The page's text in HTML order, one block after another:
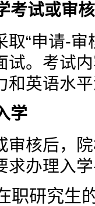
考试或审核
取“申请-
试。考试
和英语水
学
审核后，
求办理入
职研究生